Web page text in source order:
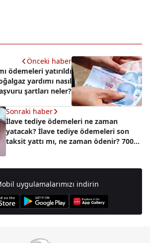
Önceki haber
ödemeleri yatırıldı
yardımı nasıl
şartları neler?
Sonraki haber
İlave tediye ödemeleri ne zaman
yatacak? İlave tediye ödemeleri son
taksit yattı mı, ne zaman ödenir? 700
uygulamalarımızı indirin